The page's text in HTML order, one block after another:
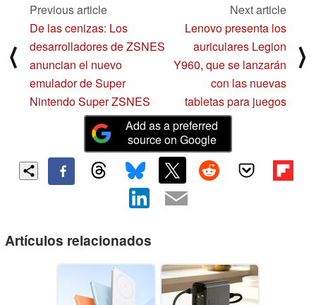
⟨
Previous article
De las cenizas: Los
desarrolladores de ZSNES
anuncian el nuevo
emulador de Super
Nintendo Super ZSNES
Next article
Lenovo presenta los
auriculares Legion
Y960, que se lanzarán
con las nuevas
tabletas para juegos
⟩
Add as a preferred
source on Google
Artículos relacionados